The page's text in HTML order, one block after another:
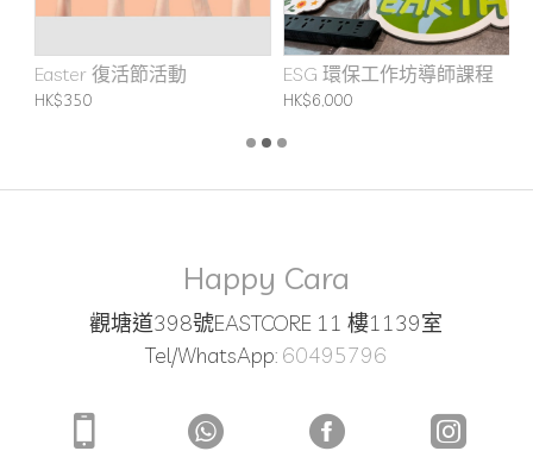
Easter 復活節活動
HK$350
ESG 環保工作坊導師課程
HK$6,000
Happy Cara
觀塘道398號EASTCORE 11 樓1139室
Tel/WhatsApp: 60495796